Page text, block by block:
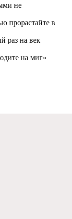
не
прорастайте в
раз на век
на миг»